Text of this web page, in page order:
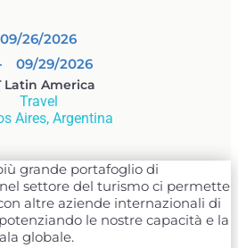
09/26/2026
09/29/2026
Latin America
Travel
Aires, Argentina
grande portafoglio di
settore del turismo ci permette
altre aziende internazionali di
le nostre capacità e la
globale.